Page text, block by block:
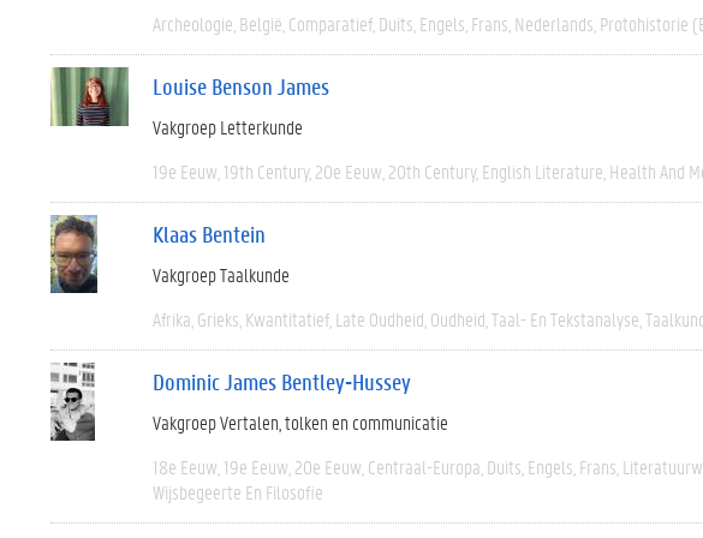
Archeologie België Comparatief Duits Engels Frans Nederlands Protohistorie
Louise Benson James
Vakgroep Letterkunde
19e Eeuw 19th Century 20e Eeuw 20th Century English Literature Health And
Klaas Bentein
Vakgroep Taalkunde
Afrika Grieks Kwantitatief Late Oudheid Oudheid Taal- En Tekstanalyse
Dominic James Bentley-Hussey
Vakgroep Vertalen, tolken en communicatie
18e Eeuw 19e Eeuw 20e Eeuw Centraal-Europa Duits Engels Frans
Wijsbegeerte En Filosofie